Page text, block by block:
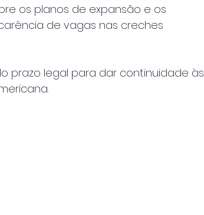
os planos de expansão e os
de vagas nas creches
prazo legal para dar continuidade às